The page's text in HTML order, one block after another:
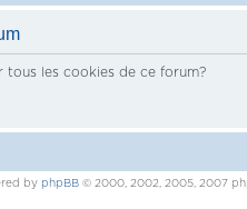
tous les cookies de ce forum?
by phpBB© 2000, 2002, 2005, 2007